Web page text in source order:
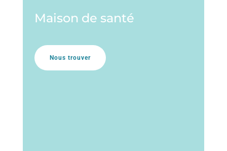
Maison de santé
Nous trouver